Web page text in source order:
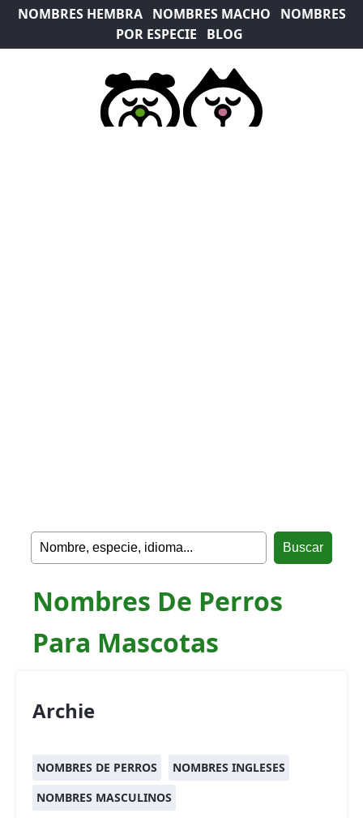
NOMBRES HEMBRA NOMBRES MACHO
NOMBRES
POR ESPECIE
BLOG
Nombres De Perros
Para Mascotas
Archie
NOMBRES DE PERROS
NOMBRES INGLESES
NOMBRES MASCULINOS